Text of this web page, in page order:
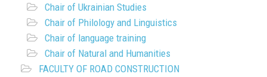
Chair of Ukrainian Studies
Chair of Philology and Linguistics
Chair of language training
Chair of Natural and Humanities
FACULTY OF ROAD CONSTRUCTION